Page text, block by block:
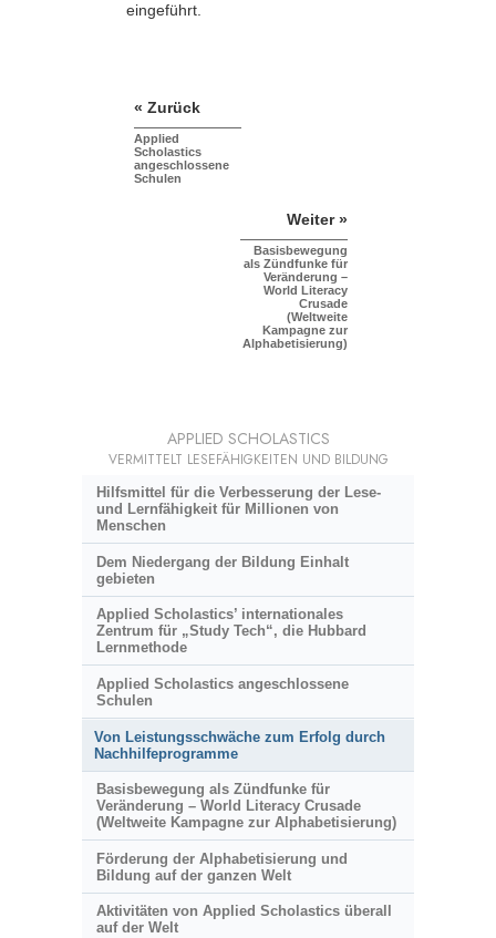
eingeführt.
« Zurück
Applied
Scholastics
angeschlossene
Schulen
Weiter »
Basisbewegung
als Zündfunke für
Veränderung –
World Literacy
Crusade
(Weltweite
Kampagne zur
Alphabetisierung)
APPLIED SCHOLASTICS
VERMITTELT LESEFÄHIGKEITEN UND BILDUNG
Hilfsmittel für die Verbesserung der Lese-
und Lernfähigkeit für Millionen von
Menschen
Dem Niedergang der Bildung Einhalt
gebieten
Applied Scholastics’ internationales
Zentrum für „Study Tech“, die Hubbard
Lernmethode
Applied Scholastics angeschlossene
Schulen
Von Leistungsschwäche zum Erfolg durch
Nachhilfeprogramme
Basisbewegung als Zündfunke für
Veränderung – World Literacy Crusade
(Weltweite Kampagne zur Alphabetisierung)
Förderung der Alphabetisierung und
Bildung auf der ganzen Welt
Aktivitäten von Applied Scholastics überall
auf der Welt